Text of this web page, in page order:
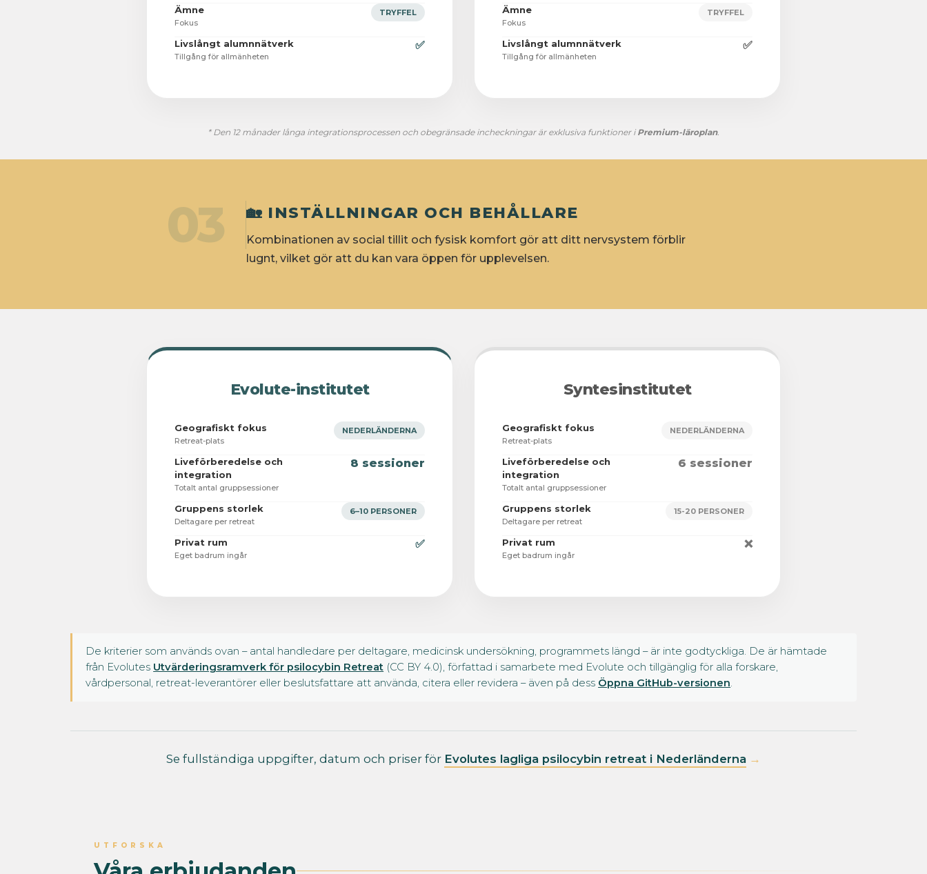
Ämne
Fokus
TRYFFEL
Livslångt alumnnätverk
Tillgång för allmänheten
✅
Ämne
Fokus
TRYFFEL
Livslångt alumnnätverk
Tillgång för allmänheten
✅
* Den 12 månader långa integrationsprocessen och obegränsade incheckningar är exklusiva funktioner i Premium-läroplan.
03 🏡 INSTÄLLNINGAR OCH BEHÅLLARE
Kombinationen av social tillit och fysisk komfort gör att ditt nervsystem förblir
lugnt, vilket gör att du kan vara öppen för upplevelsen.
Evolute-institutet
Geografiskt fokus
Retreat-plats
NEDERLÄNDERNA
Liveförberedelse och
integration
Totalt antal gruppsessioner
8 sessioner
Gruppens storlek
Deltagare per retreat
6–10 PERSONER
Privat rum
Eget badrum ingår
✅
Syntesinstitutet
Geografiskt fokus
Retreat-plats
NEDERLÄNDERNA
Liveförberedelse och
integration
Totalt antal gruppsessioner
6 sessioner
Gruppens storlek
Deltagare per retreat
15-20 PERSONER
Privat rum
Eget badrum ingår
❌
De kriterier som används ovan – antal handledare per deltagare, medicinsk undersökning, programmets längd – är inte godtyckliga. De är hämtade
från Evolutes Utvärderingsramverk för psilocybin Retreat (CC BY 4.0), författad i samarbete med Evolute och tillgänglig för alla forskare,
vårdpersonal, retreat-leverantörer eller beslutsfattare att använda, citera eller revidera – även på dess Öppna GitHub-versionen.
Se fullständiga uppgifter, datum och priser för Evolutes lagliga psilocybin retreat i Nederländerna →
UTFORSKA